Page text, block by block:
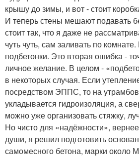
крышу до зимы, и вот - стоит
И теперь стены мешают подавать
стоит так, что я даже не
чуть чуть, сам заливать по
подбетонки. Это вторая ошибка -
личное желание. В целом -
в некоторых случая. Если
посредством ЭППС, то на
укладывается гидроизоляция, а
можно уже организовать стяжку,
Но чисто для «надёжности»,
души, я решил подготовить
самомесного бетона, марки около